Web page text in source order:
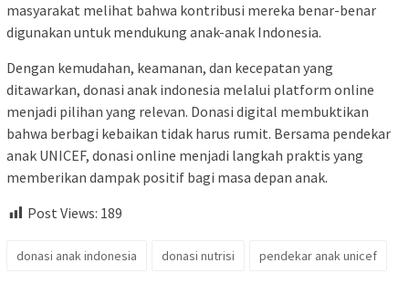
masyarakat melihat bahwa kontribusi mereka benar-benar
digunakan untuk mendukung anak-anak Indonesia.
Dengan kemudahan, keamanan, dan kecepatan yang
ditawarkan, donasi anak indonesia melalui platform online
menjadi pilihan yang relevan. Donasi digital membuktikan
bahwa berbagi kebaikan tidak harus rumit. Bersama pendekar
anak UNICEF, donasi online menjadi langkah praktis yang
memberikan dampak positif bagi masa depan anak.
Post Views: 189
donasi anak indonesia donasi nutrisi pendekar anak unicef